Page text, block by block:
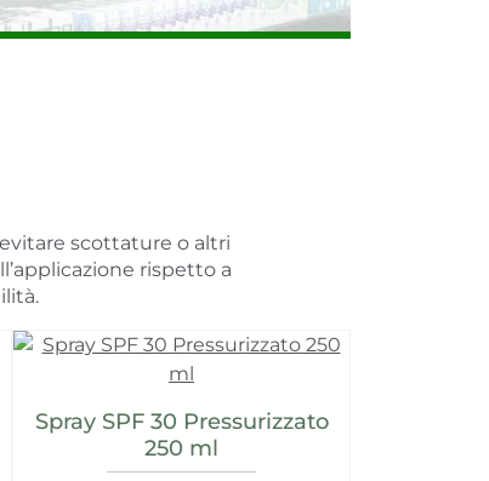
scottature o altri
rispetto a
Spray SPF 30 Pressurizzato
250 ml